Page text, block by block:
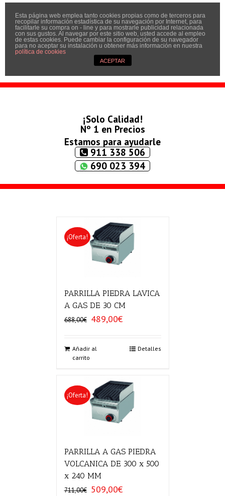
Inicio
Quíenes somos
Contactar
Condiciones
¡Solo Calidad!
Nº 1 en Precios
Estamos para ayudarle
911 338 506
690 023 394
¡Oferta!
PARRILLA PIEDRA LAVICA
A GAS DE 30 CM
688,00€ El
era:
489,00€El
Añadir al
carrito
Detalles
¡Oferta!
PARRILLA A GAS PIEDRA
VOLCANICA DE 300 x 500
x 240 MM
711,00€
El
509,00€El
Esta página web emplea tanto cookies propias como de terceros para
recopilar información estadística de su navegación por Internet, para
facilitarle su compra on - line y para mostrarle publicidad relacionada
con sus gustos. Al navegar por este sitio web, usted accede al empleo
de estas cookies. Puede cambiar la configuración de su navegador
para no aceptar su instalación u obtener más información en nuestra
política de cookies
ACEPTAR